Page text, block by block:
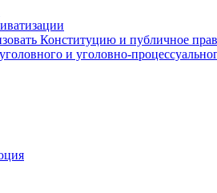
Конституцию и публичное
и уголовно-